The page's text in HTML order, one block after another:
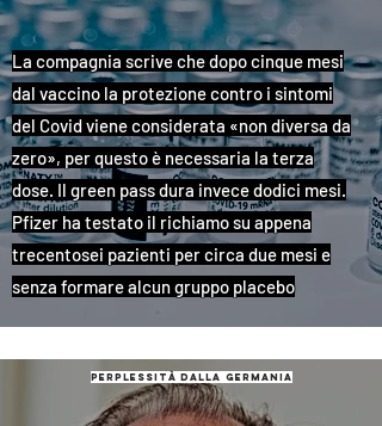
La compagnia scrive che dopo cinque mesi
dal vaccino la protezione contro i sintomi
del Covid viene considerata «non diversa da
zero», per questo è necessaria la terza
dose. Il green pass dura invece dodici mesi.
Pfizer ha testato il richiamo su appena
trecentosei pazienti per circa due mesi e
senza formare alcun gruppo placebo
perplessità dalla germania